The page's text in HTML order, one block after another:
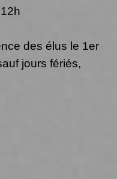
des élus le 1er
jours fériés,